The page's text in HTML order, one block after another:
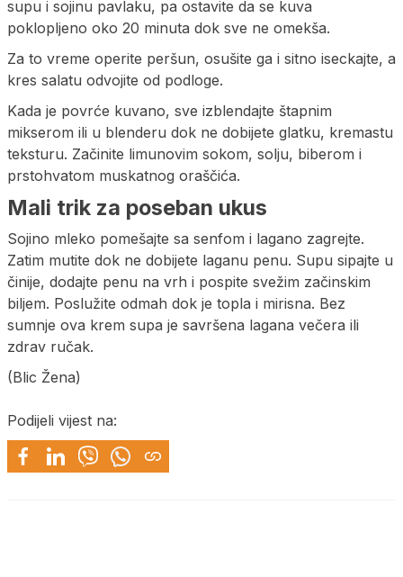
supu i sojinu pavlaku, pa ostavite da se kuva
poklopljeno oko 20 minuta dok sve ne omekša.
Za to vreme operite peršun, osušite ga i sitno iseckajte, a
kres salatu odvojite od podloge.
Kada je povrće kuvano, sve izblendajte štapnim
mikserom ili u blenderu dok ne dobijete glatku, kremastu
teksturu. Začinite limunovim sokom, solju, biberom i
prstohvatom muskatnog oraščića.
Mali trik za poseban ukus
Sojino mleko pomešajte sa senfom i lagano zagrejte.
Zatim mutite dok ne dobijete laganu penu. Supu sipajte u
činije, dodajte penu na vrh i pospite svežim začinskim
biljem. Poslužite odmah dok je topla i mirisna. Bez
sumnje ova krem supa je savršena lagana večera ili
zdrav ručak.
(Blic Žena)
Podijeli vijest na: